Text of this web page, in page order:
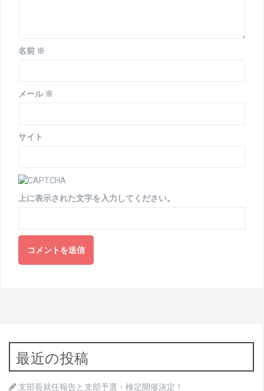
名前 ※
メール ※
サイト
上に表示された文字を入力してください。
最近の投稿
支部長就任報告と支部予選・検定開催決定！